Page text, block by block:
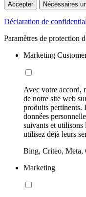
Accepter Nécessaires
Déclaration de
Paramètres de protection
Marketing
Avec votre accord,
de notre site web
produits pertinents.
données
suivants et
utilisez déjà leurs
Bing, Criteo, Meta,
Marketing